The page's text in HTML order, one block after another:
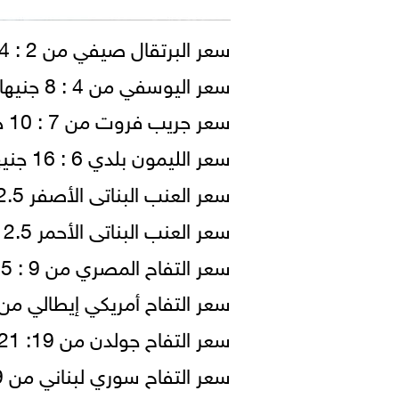
سعر البرتقال صيفي من 2 : 4 جنيهات للكيلو.
سعر اليوسفي من 4 : 8 جنيهات للكيلو.
سعر جريب فروت من 7 : 10 جنيهات للكيلو.
سعر الليمون بلدي 6 : 16 جنيها للكيلو.
سعر العنب البناتى الأصفر 12.5 : 22.5 جنيهًا للكيلو.
سعر العنب البناتى الأحمر 12.5 : 22.5 جنيهًا للكيلو.
سعر التفاح المصري من 9 : 15 جنيهًا للكيلو.
سعر التفاح أمريكي إيطالي من 17 : 23 جنيها
سعر التفاح جولدن من 19: 21 جنيه للكيلو.
سعر التفاح سوري لبناني من 19: 23 جنيه للكيلو.